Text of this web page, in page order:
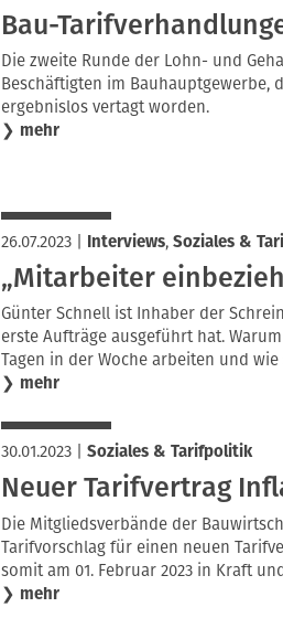
Bau-
Die zweite Runde der Lohn- und
Beschäftigten im Bauhauptgewerbe,
ergebnislos vertagt worden.
❯ mehr
26.07.2023| Interviews, Soziales &
„Mitarbeiter
Günter Schnell ist Inhaber der
erste Aufträge ausgeführt hat.
Tagen in der Woche arbeiten und
❯ mehr
30.01.2023| Soziales & Tarifpolitik
Neuer Tarifvertrag
Die Mitgliedsverbände der
Tarifvorschlag für einen neuen
somit am 01. Februar 2023 in Kraft
❯ mehr